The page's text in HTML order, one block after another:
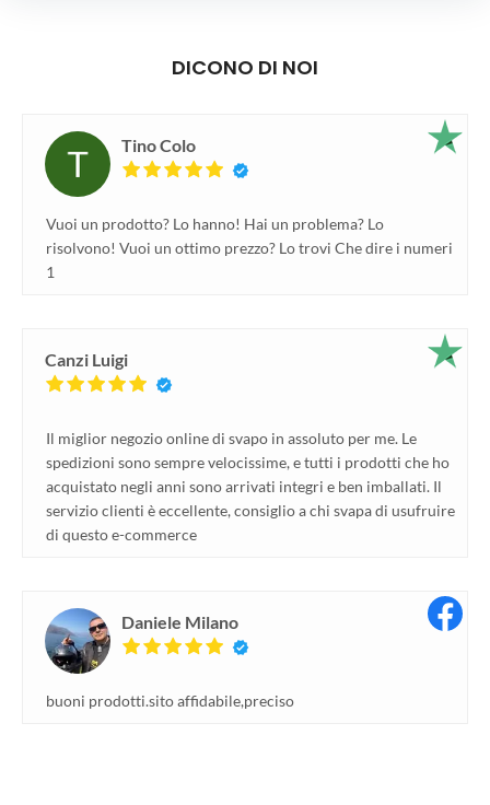
DICONO DI NOI
Tino Colo
Vuoi un prodotto? Lo hanno! Hai un problema? Lo
risolvono! Vuoi un ottimo prezzo? Lo trovi Che dire i numeri
1
Canzi Luigi
Il miglior negozio online di svapo in assoluto per me. Le
spedizioni sono sempre velocissime, e tutti i prodotti che ho
acquistato negli anni sono arrivati integri e ben imballati. Il
servizio clienti è eccellente, consiglio a chi svapa di usufruire
di questo e-commerce
Daniele Milano
buoni prodotti.sito affidabile,preciso